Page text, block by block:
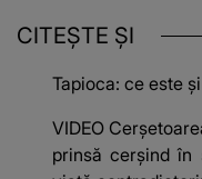
CITEȘTE ȘI
Tapioca: ce este
VIDEO
prinsă cerșind